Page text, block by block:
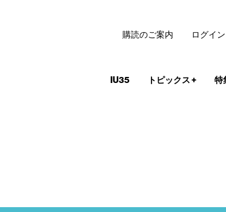
IU35 トピックス+ 特
購読のご案内 ログイン